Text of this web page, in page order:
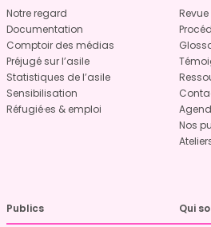
Notre regard
Documentation
Comptoir des médias
Préjugé sur l’asile
Statistiques de l’asile
Sensibilisation
Réfugié·es & emploi
Nos
Publics Qui